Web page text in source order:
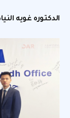
الدكتوره غويه